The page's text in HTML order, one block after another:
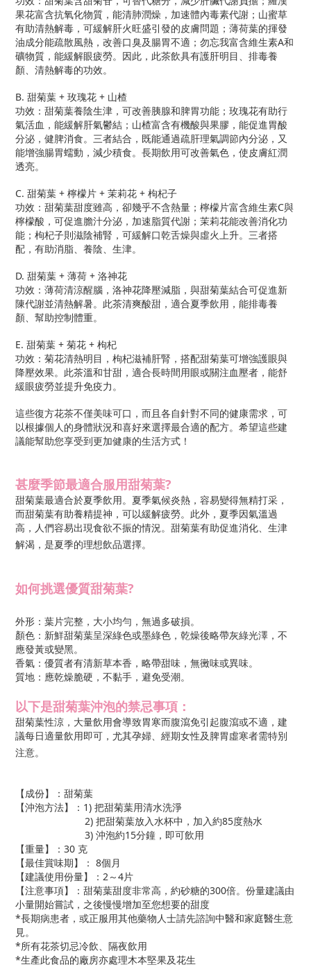
果花富含抗氧化物質，能清肺潤燥，加速體內毒素代謝；山蜜草
有助清熱解毒，可緩解肝火旺盛引發的皮膚問題；薄荷葉的揮發
油成分能疏散風熱，改善口臭及腸胃不適；勿忘我富含維生素A和
礦物質，能緩解眼疲勞。因此，此茶飲具有護肝明目、排毒養
顏、清熱解毒的功效。
B. 甜菊葉 + 玫瑰花 + 山楂
功效：甜菊葉養陰生津，可改善胰腺和脾胃功能；玫瑰花有助行
氣活血，能緩解肝氣鬱結；山楂富含有機酸與果膠，能促進胃酸
分泌，健脾消食。三者結合，既能通過疏肝理氣調節內分泌，又
能增強腸胃蠕動，減少積食。長期飲用可改善氣色，使皮膚紅潤
透亮。
C. 甜菊葉 + 檸檬片 + 茉莉花 + 枸杞子
功效：甜菊葉甜度雖高，卻幾乎不含熱量；檸檬片富含維生素C與
檸檬酸，可促進膽汁分泌，加速脂質代謝；茉莉花能改善消化功
能；枸杞子則滋陰補腎，可緩解口乾舌燥與虛火上升。三者搭
配，有助消脂、養陰、生津。
D. 甜菊葉 + 薄荷 + 洛神花
功效：薄荷清涼醒腦，洛神花降壓減脂，與甜菊葉結合可促進新
陳代謝並清熱解暑。此茶清爽酸甜，適合夏季飲用，能排毒養
顏、幫助控制體重。
E. 甜菊葉 + 菊花 + 枸杞
功效：菊花清熱明目，枸杞滋補肝腎，搭配甜菊葉可增強護眼與
降壓效果。此茶溫和甘甜，適合長時間用眼或關注血壓者，能舒
緩眼疲勞並提升免疫力。
這些復方花茶不僅美味可口，而且各自針對不同的健康需求，可
以根據個人的身體狀況和喜好來選擇最合適的配方。希望這些建
議能幫助您享受到更加健康的生活方式！
甚麼季節最適合服用甜菊葉?
甜菊葉最適合於夏季飲用。夏季氣候炎熱，容易變得無精打采，
而甜菊葉有助養精提神，可以緩解疲勞。此外，夏季因氣溫過
高，人們容易出現食欲不振的情況。甜菊葉有助促進消化、生津
解渴，是夏季的理想飲品選擇。
如何挑選優質甜菊葉?
外形：葉片完整，大小均勻，無過多破損。
顏色：新鮮甜菊葉呈深綠色或墨綠色，乾燥後略帶灰綠光澤，不
應發黃或變黑。
香氣：優質者有清新草本香，略帶甜味，無黴味或異味。
質地：應乾燥脆硬，不黏手，避免受潮。
以下是甜菊葉沖泡的禁忌事項：
甜菊葉性涼，大量飲用會導致胃寒而腹瀉免引起腹瀉或不適，建
議每日適量飲用即可，尤其孕婦、經期女性及脾胃虛寒者需特別
注意。
【成份】：甜菊葉
【沖泡方法】：1) 把甜菊葉用清水洗淨
2) 把甜菊葉放入水杯中，加入約85度熱水
3) 沖泡約15分鐘，即可飲用
【重量】：30 克
【最佳賞味期】： 8個月
【建議使用份量】：2～4片
【注意事項】：甜菊葉甜度非常高，約砂糖的300倍。份量建議由
小量開始嘗試，之後慢慢增加至您想要的甜度
*長期病患者，或正服用其他藥物人士請先諮詢中醫和家庭醫生意
見。
*所有花茶切忌冷飲、隔夜飲用
*生產此食品的廠房亦處理木本堅果及花生